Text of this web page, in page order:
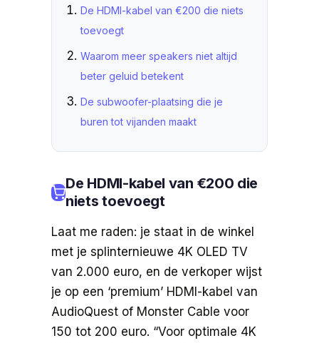
De HDMI-kabel van €200 die niets
toevoegt
Waarom meer speakers niet altijd
beter geluid betekent
De subwoofer-plaatsing die je
buren tot vijanden maakt
De HDMI-kabel van €200 die
niets toevoegt
Laat me raden: je staat in de winkel
met je splinternieuwe 4K OLED TV
van 2.000 euro, en de verkoper wijst
je op een ‘premium’ HDMI-kabel van
AudioQuest of Monster Cable voor
150 tot 200 euro. “Voor optimale 4K